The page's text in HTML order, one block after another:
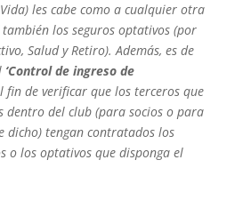
les cabe como a cualquier otra
los seguros optativos (por
Salud y Retiro). Además, es de
‘Control de ingreso de
fin de verificar que los terceros que
dentro del club (para socios o para
dicho) tengan contratados los
o los optativos que disponga el